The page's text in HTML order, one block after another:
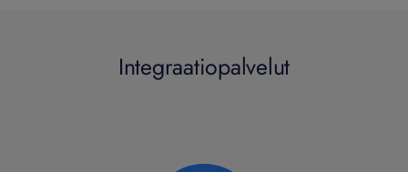
Integraatiopalvelut